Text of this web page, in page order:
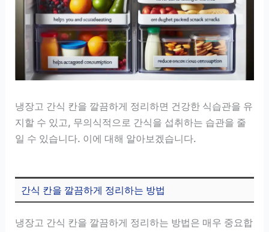
냉장고 간식 칸을 깔끔하게 정리하면 건강한 식습관을 유
지할 수 있고, 무의식적으로 간식을 섭취하는 습관을 줄
일 수 있습니다. 이에 대해 알아보겠습니다.
간식 칸을 깔끔하게 정리하는 방법
냉장고 간식 칸을 깔끔하게 정리하는 방법은 매우 중요합